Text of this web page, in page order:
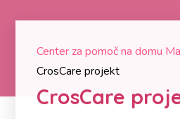
Center za pomoč na domu
CrosCare projekt
CrosCare